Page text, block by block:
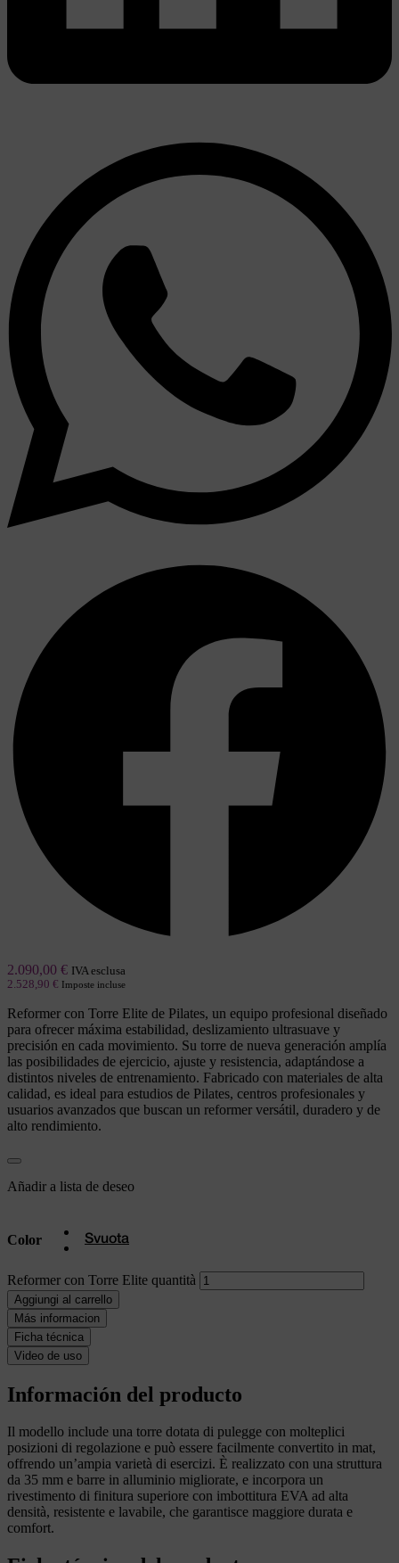
2.090,00 € IVA esclusa
2.528,90 € Imposte incluse
Reformer con Torre Elite de Pilates, un equipo profesional diseñado
para ofrecer máxima estabilidad, deslizamiento ultrasuave y
precisión en cada movimiento. Su torre de nueva generación amplía
las posibilidades de ejercicio, ajuste y resistencia, adaptándose a
distintos niveles de entrenamiento. Fabricado con materiales de alta
calidad, es ideal para estudios de Pilates, centros profesionales y
usuarios avanzados que buscan un reformer versátil, duradero y de
alto rendimiento.
Añadir a lista de deseo
Color Svuota
Reformer con Torre Elite quantità
Aggiungi al carrello
Más informacion
Ficha técnica
Video de uso
Información del producto
Il modello include una torre dotata di pulegge con molteplici
posizioni di regolazione e può essere facilmente convertito in mat,
offrendo un’ampia varietà di esercizi. È realizzato con una struttura
da 35 mm e barre in alluminio migliorate, e incorpora un
rivestimento di finitura superiore con imbottitura EVA ad alta
densità, resistente e lavabile, che garantisce maggiore durata e
comfort.